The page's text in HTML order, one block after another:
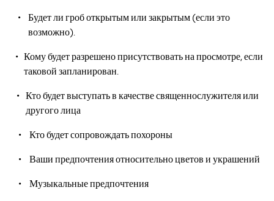
Будет ли гроб открытым или закрытым (если это
возможно).
Кому будет разрешено присутствовать на просмотре, если
таковой запланирован.
Кто будет выступать в качестве священнослужителя или
другого лица
Кто будет сопровождать похороны
Ваши предпочтения относительно цветов и украшений
Музыкальные предпочтения